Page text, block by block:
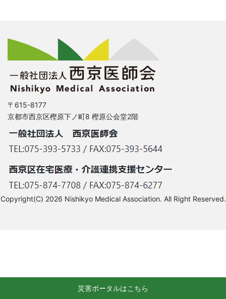
〒615-8177
京都市西京区樫原下ノ町8 樫原公会堂2階
Copyright(C) 2026 Nishikyo Medical Association. All Right Reserved.
災害ポータルはこちら